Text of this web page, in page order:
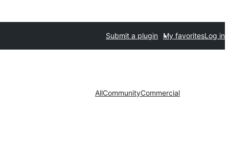
Submit a plugin My favoritesLog in
AllCommunityCommercial